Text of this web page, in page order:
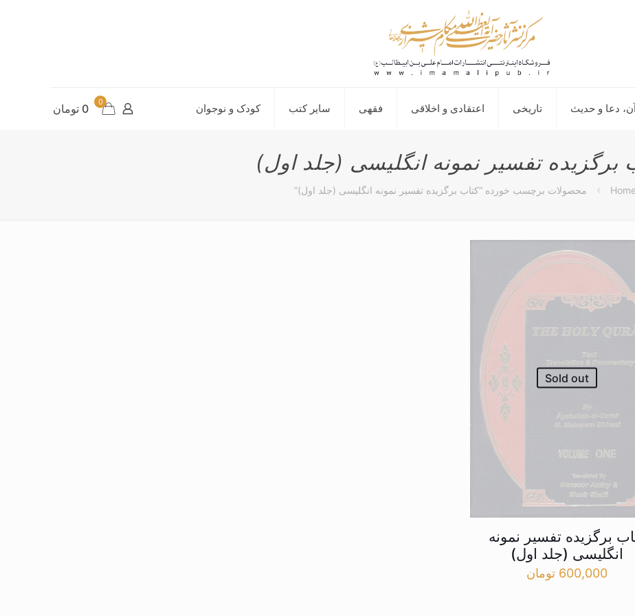
دعا و حدیث تاریخی اعتقادی و اخلاقی فقهی سایر کتب کودک و نوجوان 0 0 تومان
برگزیده تفسیر نمونه انگلیسی (جلد اول)
محصولات برچسب خورده “کتاب برگزیده تفسیر نمونه انگلیسی (جلد اول)”
Sold out
برگزیده تفسیر نمونه
انگلیسی (جلد اول)
600,000 تومان